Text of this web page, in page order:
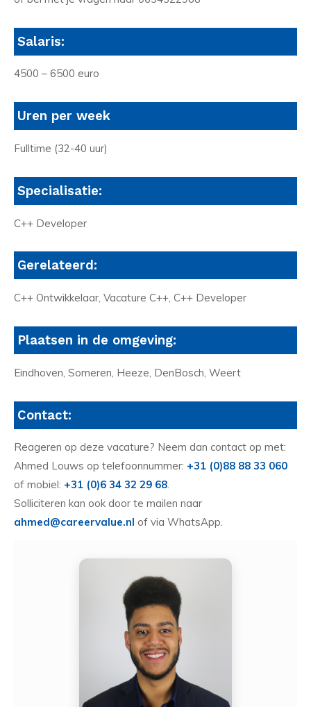
Salaris:
4500 – 6500 euro
Uren per week
Fulltime (32-40 uur)
Specialisatie:
C++ Developer
Gerelateerd:
C++ Ontwikkelaar, Vacature C++, C++ Developer
Plaatsen in de omgeving:
Eindhoven, Someren, Heeze, DenBosch, Weert
Contact:
Reageren op deze vacature? Neem dan contact op met:
Ahmed Louws op telefoonnummer: +31 (0)88 88 33 060
of mobiel: +31 (0)6 34 32 29 68.
Solliciteren kan ook door te mailen naar
ahmed@careervalue.nl of via WhatsApp.